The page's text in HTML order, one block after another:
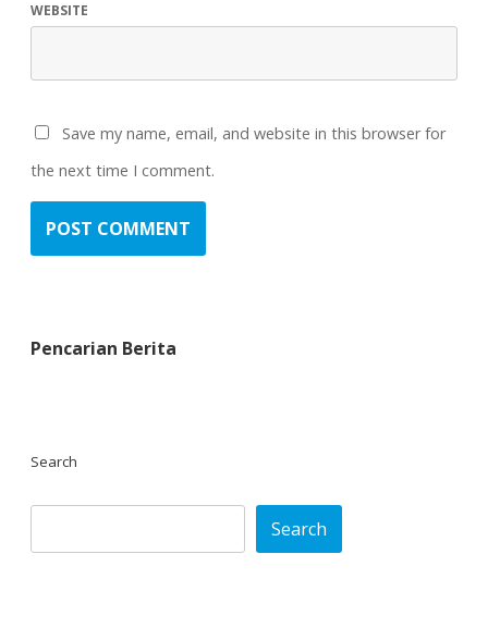
WEBSITE
Save my name, email, and website in this browser for
the next time I comment.
Pencarian Berita
Search
Search